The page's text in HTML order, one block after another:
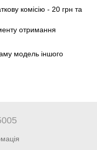
комісію - 20 грн та
отримання
модель іншого